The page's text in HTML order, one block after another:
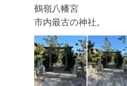
鶴嶺八幡宮
市内最古の神社。